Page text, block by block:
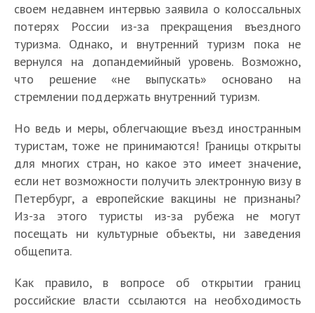
своем недавнем интервью заявила о колоссальных
потерях России из-за прекращения въездного
туризма. Однако, и внутренний туризм пока не
вернулся на допандемийный уровень. Возможно,
что решение «не выпускать» основано на
стремлении поддержать внутренний туризм.
Но ведь и меры, облегчающие въезд иностранным
туристам, тоже не принимаются! Границы открыты
для многих стран, но какое это имеет значение,
если нет возможности получить электронную визу в
Петербург, а европейские вакцины не признаны?
Из-за этого туристы из-за рубежа не могут
посещать ни культурные объекты, ни заведения
общепита.
Как правило, в вопросе об открытии границ
российские власти ссылаются на необходимость